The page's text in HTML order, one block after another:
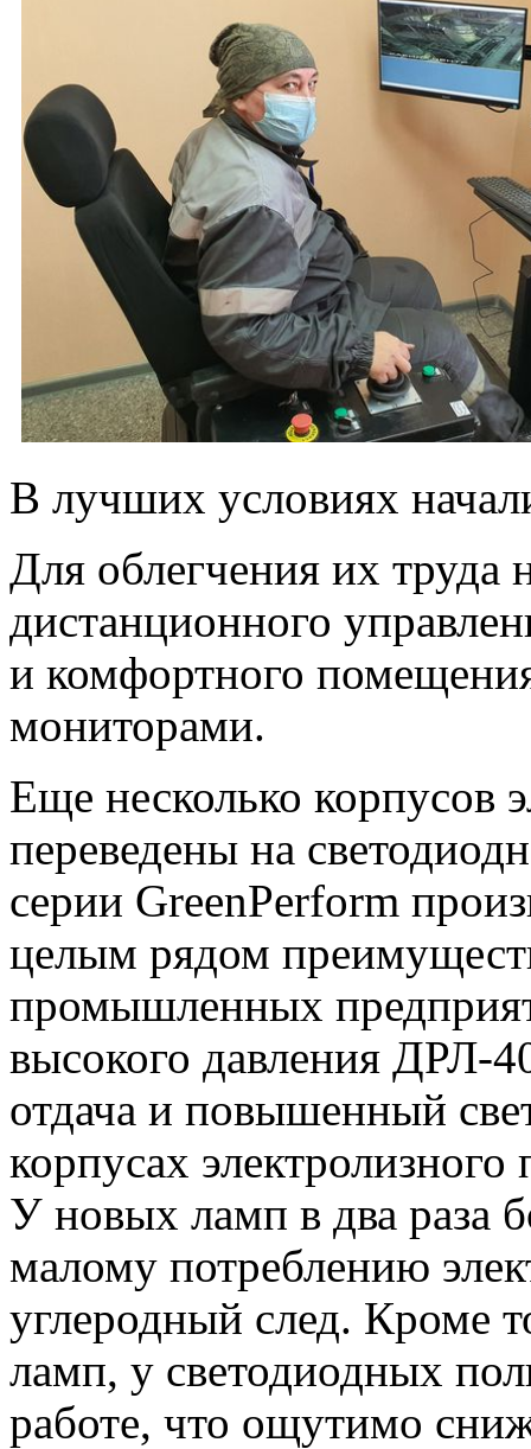
В лучших условиях
Для облегчения их труда
дистанционного
и комфортного
мониторами.
Еще несколько корпусов
переведены на
серии GreenPerform
целым рядом
промышленных
высокого давления ДРЛ-
отдача и повышенный
корпусах электролизного
У новых ламп в два раза
малому потреблению
углеродный след. Кроме
ламп, у светодиодных
работе, что ощутимо